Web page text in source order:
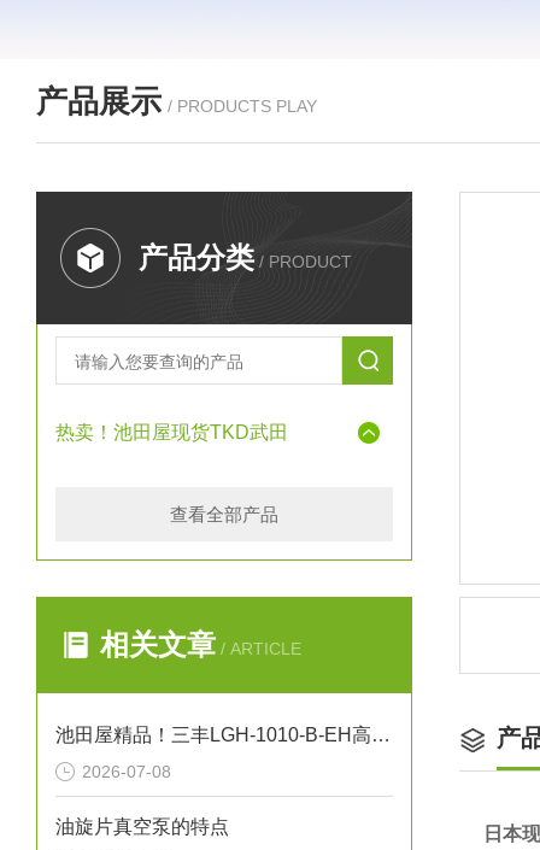
产品展示 / PRODUCTS PLAY
产品分类 / PRODUCT
热卖！池田屋现货TKD武田
查看全部产品
相关文章 / ARTICLE
池田屋精品！三丰LGH-1010-B-EH高精度线性测量头技术参数与应用解析
2026-07-08
油旋片真空泵的特点
产
日本